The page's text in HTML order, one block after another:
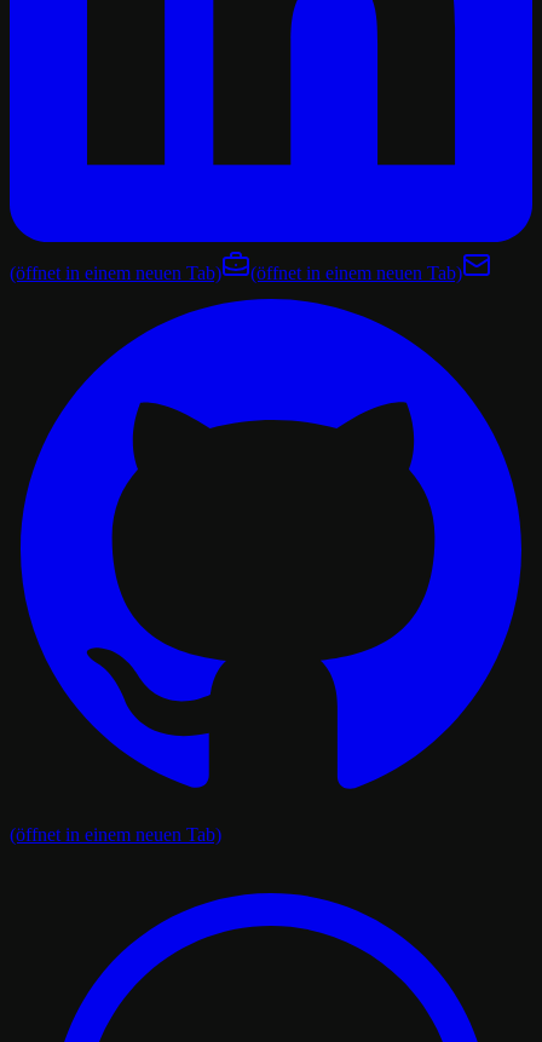
(öffnet in einem neuen Tab) (öffnet in einem neuen Tab)
(öffnet in einem neuen Tab)